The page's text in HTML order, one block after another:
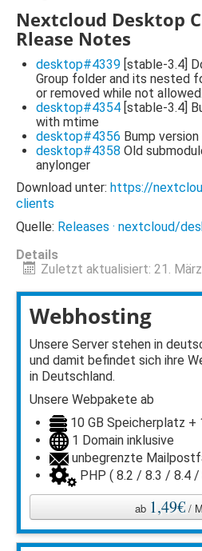
Nextcloud Desktop
Rlease Notes
desktop#4339 [stable-3.4]
Group folder and its nested
or removed while not allowed.
desktop#4354 [stable-3.4]
with mtime
desktop#4356 Bump
desktop#4358 Old
anylonger
Download unter: https://
clients
Quelle: Releases · nextcloud/
Details
Zuletzt aktualisiert: 21.
Webhosting
Unsere Server stehen in
und damit befindet sich ihre
in Deutschland.
Unsere Webpakete ab
10 GB Speicherplatz +
1 Domain inklusive
unbegrenzte
PHP ( 8.2 / 8.3 / 8.4 /
ab 1,49€/